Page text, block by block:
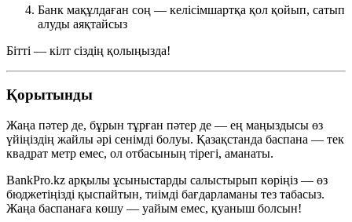
Банк мақұлдаған соң — келісімшартқа қол қойып, сатып
алуды аяқтайсыз
Бітті — кілт сіздің қолыңызда!
Қорытынды
Жаңа пәтер де, бұрын тұрған пәтер де — ең маңыздысы өз
үйіңіздің жайлы әрі сенімді болуы. Қазақстанда баспана — тек
квадрат метр емес, ол отбасының тірегі, аманаты.
BankPro.kz арқылы ұсыныстарды салыстырып көріңіз — өз
бюджетіңізді қыспайтын, тиімді бағдарламаны тез табасыз.
Жаңа баспанаға көшу — уайым емес, қуаныш болсын!